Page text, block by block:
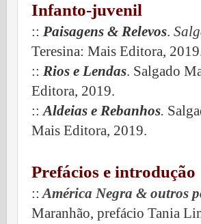
Infanto-juvenil
:: Paisagens & Relevos.
Teresina: Mais Editora,
:: Rios e Lendas. Salgado
Editora, 2019.
::Aldeias e Rebanhos.
Mais Editora, 2019.
Prefácios e introdução
:: América Negra & outros
Maranhão, prefácio Tania